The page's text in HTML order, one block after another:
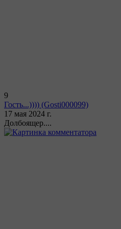
9
Гость...)))) (Gosti000099)
17 мая 2024 г.
Долбоящер....